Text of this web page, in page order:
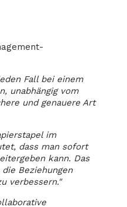
Fall bei einem
unabhängig vom
und genauere Art
im
dass man sofort
kann. Das
Beziehungen
verbessern."